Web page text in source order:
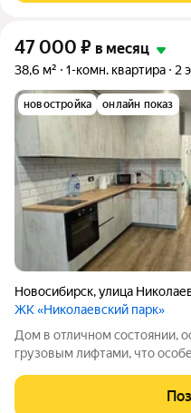
47 000 ₽ в месяц
38,6 м² 1-комн. квартира 2
новостройка онлайн показ
Новосибирск,улица
ЖК «Николаевский парк»
Дом в отличном состоянии,
грузовым лифтами, что
всегда будет место для
жителей и гостей дома